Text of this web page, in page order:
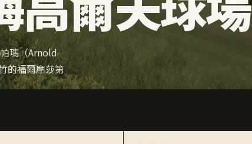
瑪（Arnold
的福爾摩莎第